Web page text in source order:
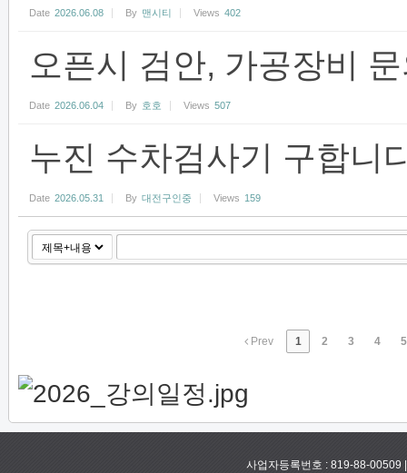
Date 2026.06.08 By 맨시티 Views 402
오픈시 검안, 가공장비
Date 2026.06.04 By 호호 Views 507
누진 수차검사기 구합니
Date 2026.05.31 By 대전구인중 Views 159
Prev 1 2 3 4 5
사업자등록번호 : 819-88-00509